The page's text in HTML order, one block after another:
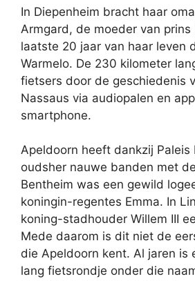
In Diepenheim bracht haar
Armgard, de moeder van prins
laatste 20 jaar van haar leven
Warmelo. De 230 kilometer
fietsers door de geschiedenis
Nassaus via audiopalen en
smartphone.
Apeldoorn heeft dankzij Paleis
oudsher nauwe banden met
Bentheim was een gewild
koningin-regentes Emma. In
koning-stadhouder Willem III
Mede daarom is dit niet de
die Apeldoorn kent. Al jaren is
lang fietsrondje onder die